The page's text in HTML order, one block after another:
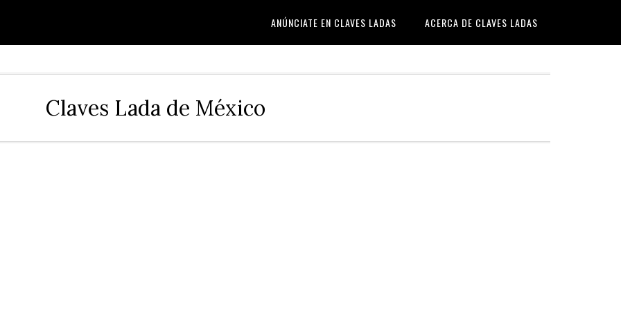
ANÚNCIATE EN CLAVES LADAS ACERCA DE CLAVES LADAS
Claves Lada de México